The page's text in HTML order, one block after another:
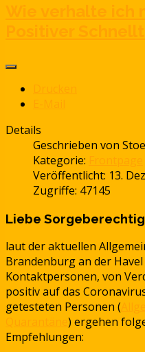
Details
Geschrieben von
Kategorie:
Veröffentlicht: 13.
Zugriffe: 47145
Liebe
laut der aktuellen
Brandenburg an der
Kontaktpersonen, von
positiv auf das
getesteten Personen (
) ergehen
Empfehlungen: